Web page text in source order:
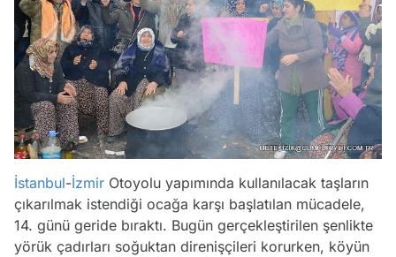
İstanbul-İzmir Otoyolu yapımında kullanılacak taşların
çıkarılmak istendiği ocağa karşı başlatılan mücadele,
14. günü geride bıraktı. Bugün gerçekleştirilen şenlikte
yörük çadırları soğuktan direnişçileri korurken, köyün